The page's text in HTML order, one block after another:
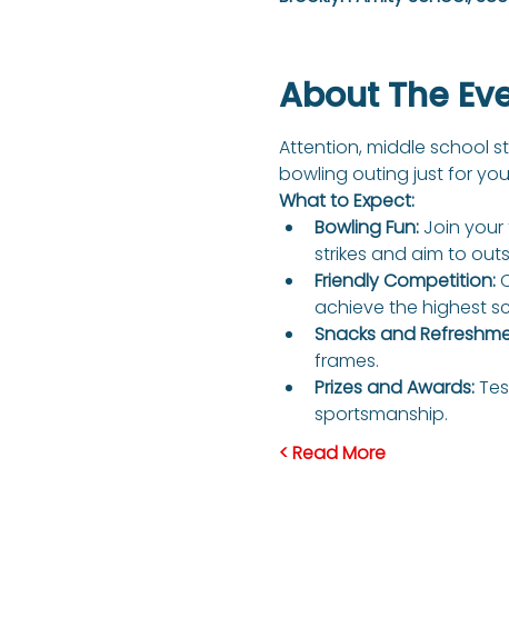
About The
Attention, middle school
bowling outing just for
What to Expect:
Bowling Fun: Join your
strikes and aim to
Friendly Competition:
achieve the highest
Snacks and
frames.
Prizes and Awards:
sportsmanship.
Read More >